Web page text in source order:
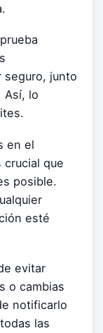
seguro, junto
Así, lo
en el
crucial que
posible.
esté
evitar
o cambias
notificarlo
las